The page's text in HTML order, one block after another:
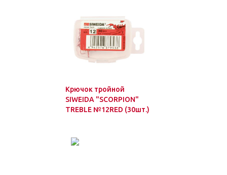
Крючок тройной
SIWEIDA "SCORPION"
TREBLE №12RED (30шт.)